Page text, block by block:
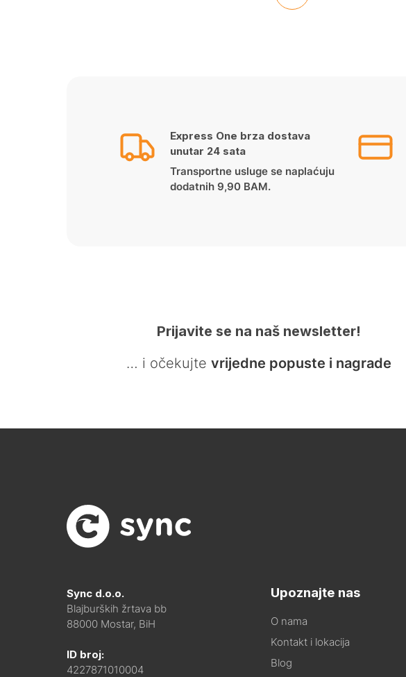
Express One brza dostava
unutar 24 sata
Transportne usluge se naplaćuju
dodatnih 9,90 BAM.
Prijavite se na naš newsletter!
… i očekujte vrijedne popuste i nagrade
Sync d.o.o.
Blajburških žrtava bb
88000 Mostar, BiH
ID broj:
4227871010004
Upoznajte nas
O nama
Kontakt i lokacija
Blog